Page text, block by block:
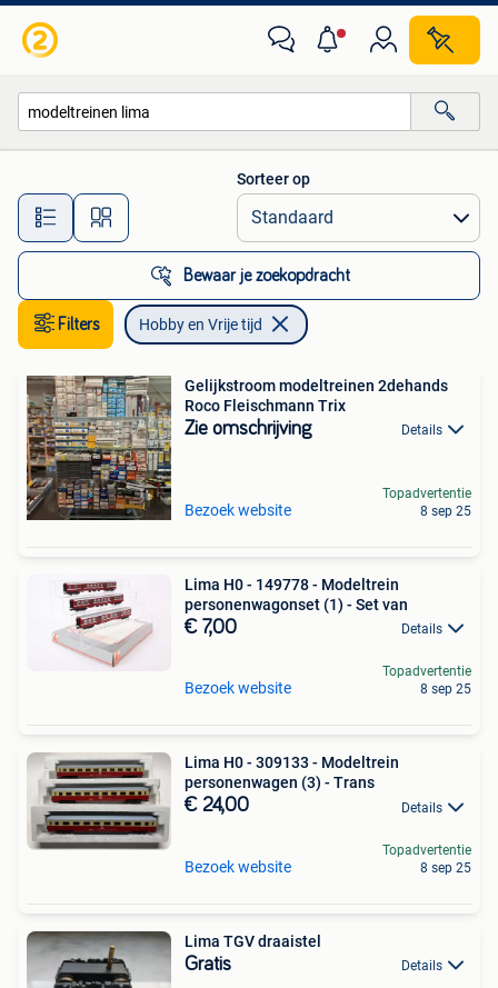
Alle afstanden…
Sorteer op
Bewaar je zoekopdracht
Filters Hobby en Vrije tijd
Gelijkstroom modeltreinen 2dehands
Roco Fleischmann Trix
Zie omschrijving Details
Bezoek website
Topadvertentie
8 sep 25
Lima H0 - 149778 - Modeltrein
personenwagonset (1) - Set van
€ 7,00 Details
Bezoek website
Topadvertentie
8 sep 25
Lima H0 - 309133 - Modeltrein
personenwagen (3) - Trans
€ 24,00 Details
Bezoek website
Topadvertentie
8 sep 25
Lima TGV draaistel
Gratis Details